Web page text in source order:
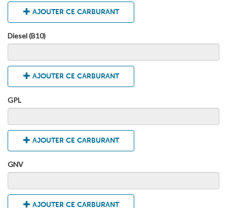
AJOUTER CE CARBURANT
Diesel (B10)
AJOUTER CE CARBURANT
GPL
AJOUTER CE CARBURANT
GNV
AJOUTER CE CARBURANT